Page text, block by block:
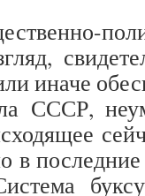
иначе
СССР,
в